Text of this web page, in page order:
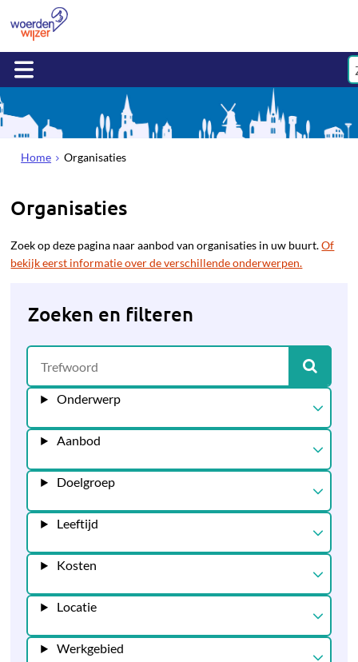
Home Organisaties
Organisaties
Zoek op deze pagina naar aanbod van organisaties in uw buurt.Of
bekijk eerst informatie over de verschillende onderwerpen.
Zoeken en filteren
Onderwerp
Aanbod
Doelgroep
Leeftijd
Kosten
Locatie
Werkgebied